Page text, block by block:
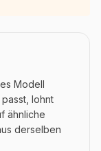
Modell
lohnt
ähnliche
derselben